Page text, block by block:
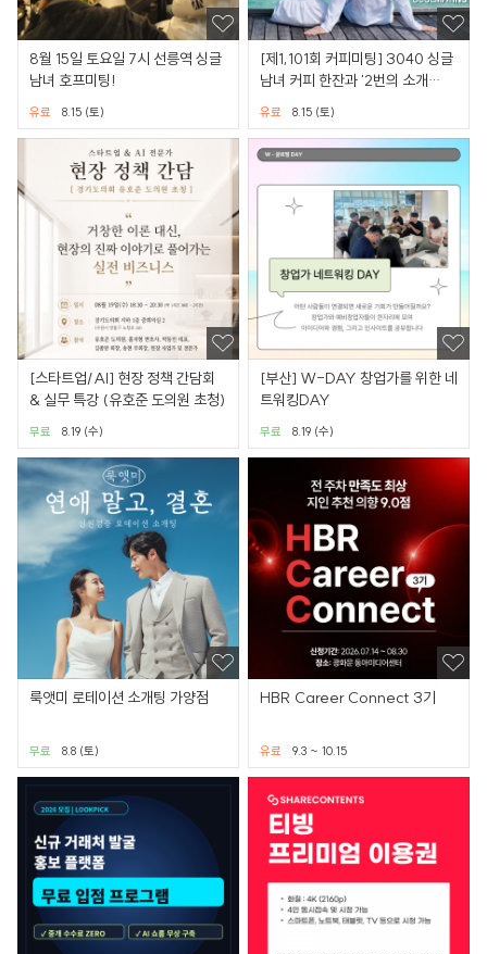
8월 15일 토요일 7시 선릉역 싱글
남녀 호프미팅!
8.15 (토)
유료
[제1,101회 커피미팅] 3040 싱글
남녀 커피 한잔과 '2번의 소개
팅'(강남권/별다방)
8.15 (토)
유료
[스타트업/AI] 현장 정책 간담회
& 실무 특강 (유호준 도의원 초청)
8.19 (수)
무료
[부산] W-DAY 창업가를 위한 네
트워킹DAY
8.19 (수)
무료
룩앳미 로테이션 소개팅 가양점
8.8 (토)
무료
HBR Career Connect 3기
9.3 ~ 10.15
유료